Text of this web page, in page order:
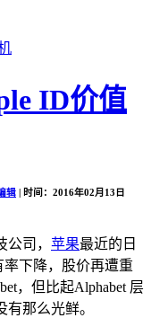
ID价值
辑 | 时间：2016年02月13日
司， 苹果最近的日
率下降，股价再遭重
，但比起Alphabet 层
那么光鲜。